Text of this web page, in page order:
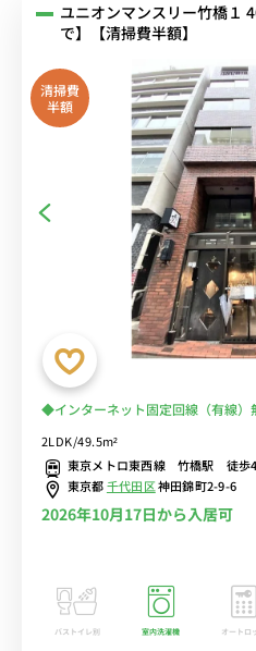
ユニオンマンスリー竹橋１
で】【清掃費半額】
清掃費
半額
◆インターネット固定回線（有線）
2LDK/49.5m²
東京メトロ東西線 竹橋駅 徒歩
東京都千代田区神田錦町2-9-6
2026年10月17日から入居可
バストイレ別 室内洗濯機 オートロ